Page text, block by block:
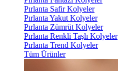
Pırlanta Safir Kolyeler
Pırlanta Yakut Kolyeler
Pırlanta Zümrüt Kolyeler
Pırlanta Renkli Taşlı Kolyeler
Pırlanta Trend Kolyeler
Tüm Ürünler